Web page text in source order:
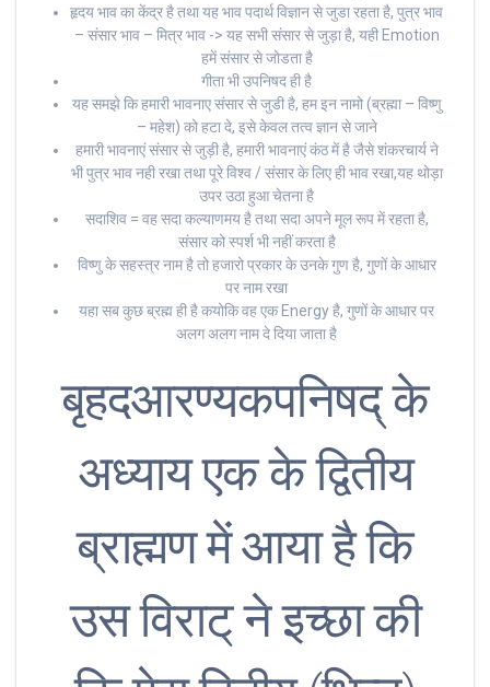
हृदय भाव का केंद्र है तथा यह भाव पदार्थ विज्ञान से जुडा रहता है, पुत्र भाव
– संसार भाव – मित्र भाव -> यह सभी संसार से जुड़ा है, यही Emotion
हमें संसार से जोडता है
गीता भी उपनिषद ही है
यह समझे कि हमारी भावनाए संसार से जुडी है, हम इन नामो (ब्रह्मा – विष्णु
– महेश) को हटा दे, इसे केवल तत्व ज्ञान से जाने
हमारी भावनाएं संसार से जुड़ी है, हमारी भावनाएं कंठ में है जैसे शंकरचार्य ने
भी पुत्र भाव नही रखा तथा पूरे विश्व / संसार के लिए ही भाव रखा,यह थोड़ा
उपर उठा हुआ चेतना है
सदाशिव = वह सदा कल्याणमय है तथा सदा अपने मूल रूप में रहता है,
संसार को स्पर्श भी नहीं करता है
विष्णु के सहस्त्र नाम है तो हजारो प्रकार के उनके गुण है, गुणों के आधार
पर नाम रखा
यहा सब कुछ ब्रह्म ही है कयोकि वह एक Energy है, गुणों के आधार पर
अलग अलग नाम दे दिया जाता है
बृहदआरण्यकपनिषद् के
अध्याय एक के द्वितीय
ब्राह्मण में आया है कि
उस विराट् ने इच्छा की